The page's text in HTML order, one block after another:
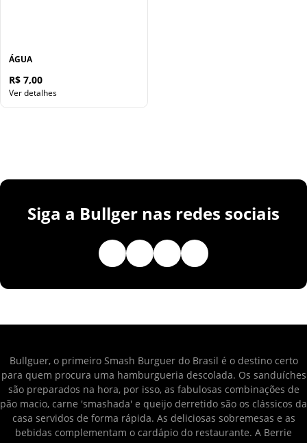
ÁGUA
R$ 7,00
Ver detalhes
Siga a Bullger nas redes sociais
Bullguer, o primeiro Smash Burguer do Brasil é o destino certo
para quem procura uma hamburgueria descolada. Os sanduíches
são preparados na hora, por isso, as fabulosas combinações de
pão macio, carne 'smashada' e queijo derretido são os clássicos da
casa servidos de forma rápida. As deliciosas sobremesas e as
bebidas complementam o cardápio do restaurante. A Berrie